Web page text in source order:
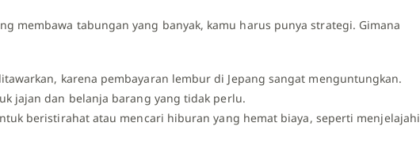
membawa tabungan yang banyak, kamu harus punya strategi. Gimana
karena pembayaran lembur di Jepang sangat menguntungkan.
jajan dan belanja barang yang tidak perlu.
beristirahat atau mencari hiburan yang hemat biaya, seperti menjelajahi